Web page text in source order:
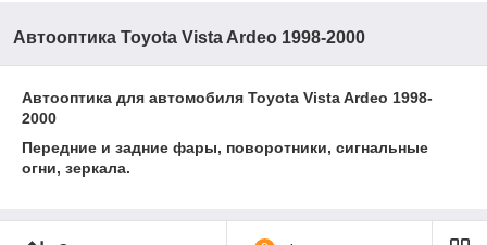
Автооптика Toyota Vista Ardeo 1998-2000
Автооптика для автомобиля Toyota Vista Ardeo 1998-
2000
Передние и задние фары, поворотники, сигнальные
огни, зеркала.